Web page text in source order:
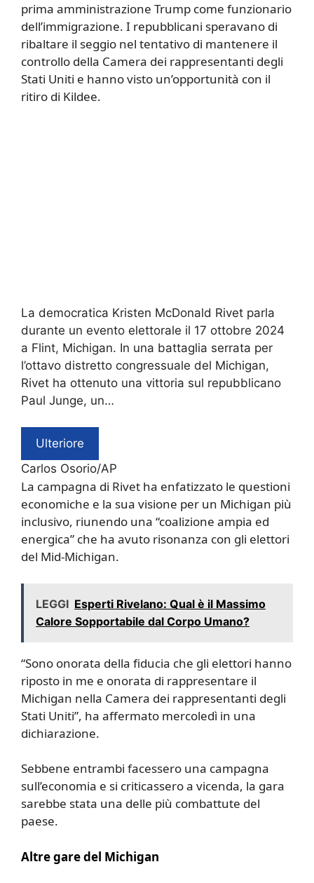
prima amministrazione Trump come funzionario
dell’immigrazione. I repubblicani speravano di
ribaltare il seggio nel tentativo di mantenere il
controllo della Camera dei rappresentanti degli
Stati Uniti e hanno visto un’opportunità con il
ritiro di Kildee.
La democratica Kristen McDonald Rivet parla
durante un evento elettorale il 17 ottobre 2024
a Flint, Michigan. In una battaglia serrata per
l’ottavo distretto congressuale del Michigan,
Rivet ha ottenuto una vittoria sul repubblicano
Paul Junge, un…
Ulteriore
Carlos Osorio/AP
La campagna di Rivet ha enfatizzato le questioni
economiche e la sua visione per un Michigan più
inclusivo, riunendo una “coalizione ampia ed
energica” che ha avuto risonanza con gli elettori
del Mid-Michigan.
LEGGI Esperti Rivelano: Qual è il Massimo
Calore Sopportabile dal Corpo Umano?
“Sono onorata della fiducia che gli elettori hanno
riposto in me e onorata di rappresentare il
Michigan nella Camera dei rappresentanti degli
Stati Uniti”, ha affermato mercoledì in una
dichiarazione.
Sebbene entrambi facessero una campagna
sull’economia e si criticassero a vicenda, la gara
sarebbe stata una delle più combattute del
paese.
Altre gare del Michigan